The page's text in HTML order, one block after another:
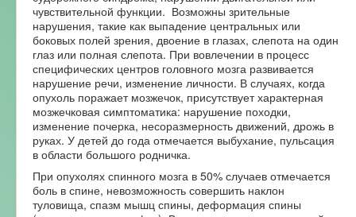
чувствительной функции. Возможны зрительные
нарушения, такие как выпадение центральных или
боковых полей зрения, двоение в глазах, слепота на один
глаз или полная слепота. При вовлечении в процесс
специфических центров головного мозга развивается
нарушение речи, изменение личности. В случаях, когда
опухоль поражает мозжечок, присутствует характерная
мозжечковая симптоматика: нарушение походки,
изменение почерка, несоразмерность движений, дрожь в
руках. У детей до года отмечается выбухание, пульсация
в области большого родничка.
При опухолях спинного мозга в 50% случаев отмечается
боль в спине, невозможность совершить наклон
туловища, спазм мышц спины, деформация спины